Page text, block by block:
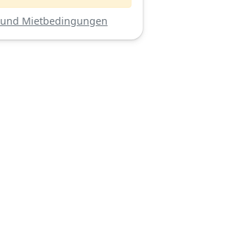
Mietbedingungen